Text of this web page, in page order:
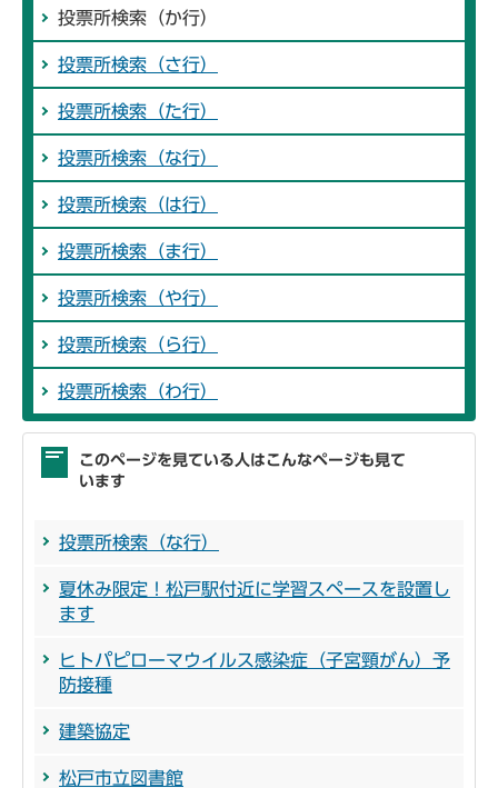
投票所検索（か行）
投票所検索（さ行）
投票所検索（た行）
投票所検索（な行）
投票所検索（は行）
投票所検索（ま行）
投票所検索（や行）
投票所検索（ら行）
投票所検索（わ行）
このページを見ている人はこんなページも見て
います
投票所検索（な行）
夏休み限定！松戸駅付近に学習スペースを設置し
ます
ヒトパピローマウイルス感染症（子宮頸がん）予
防接種
建築協定
松戸市立図書館